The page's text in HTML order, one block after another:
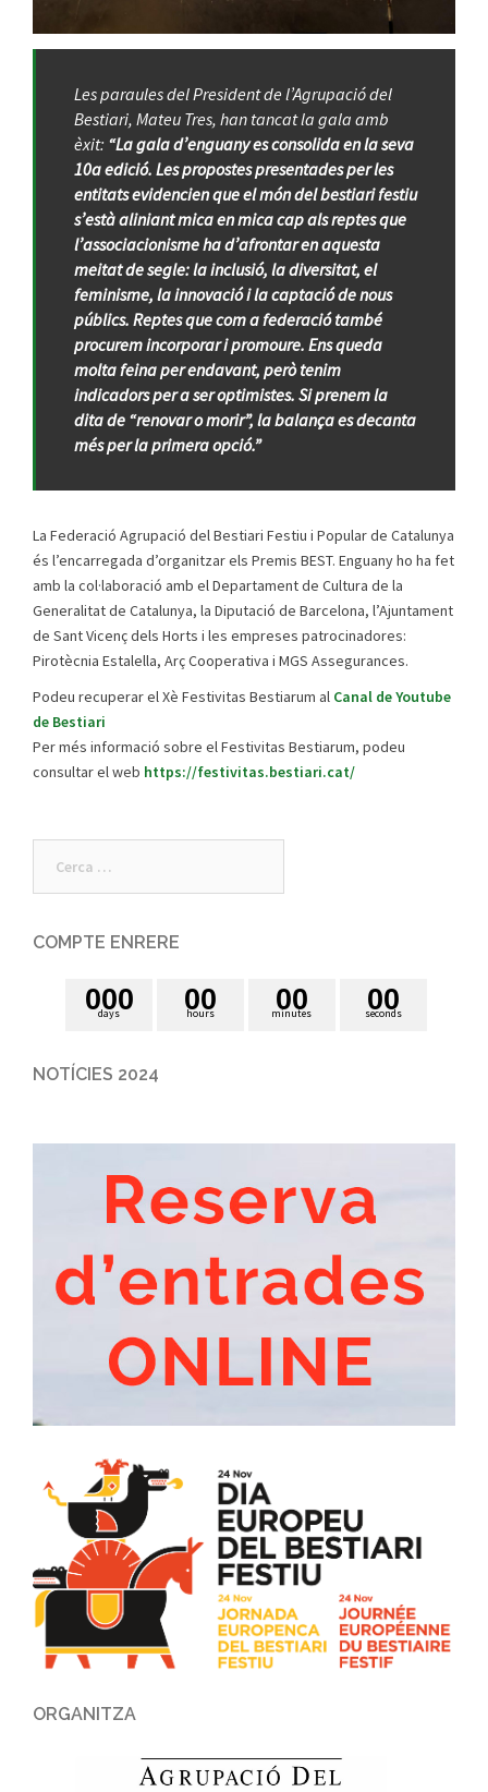
Les paraules del President de l’Agrupació del
Bestiari, Mateu Tres, han tancat la gala amb
èxit: “La gala d’enguany es consolida en la seva
10a edició. Les propostes presentades per les
entitats evidencien que el món del bestiari festiu
s’està aliniant mica en mica cap als reptes que
l’associacionisme ha d’afrontar en aquesta
meitat de segle: la inclusió, la diversitat, el
feminisme, la innovació i la captació de nous
públics. Reptes que com a federació també
procurem incorporar i promoure. Ens queda
molta feina per endavant, però tenim
indicadors per a ser optimistes. Si prenem la
dita de “renovar o morir”, la balança es decanta
més per la primera opció.”
La Federació Agrupació del Bestiari Festiu i Popular de Catalunya
és l’encarregada d’organitzar els Premis BEST. Enguany ho ha fet
amb la col·laboració amb el Departament de Cultura de la
Generalitat de Catalunya, la Diputació de Barcelona, l’Ajuntament
de Sant Vicenç dels Horts i les empreses patrocinadores:
Pirotècnia Estalella, Arç Cooperativa i MGS Assegurances.
Podeu recuperar el Xè Festivitas Bestiarum al Canal de Youtube
de Bestiari
Per més informació sobre el Festivitas Bestiarum, podeu
consultar el web https://festivitas.bestiari.cat/
COMPTE ENRERE
days
000 hours
00 minutes
00 seconds
00
NOTÍCIES 2024
ORGANITZA